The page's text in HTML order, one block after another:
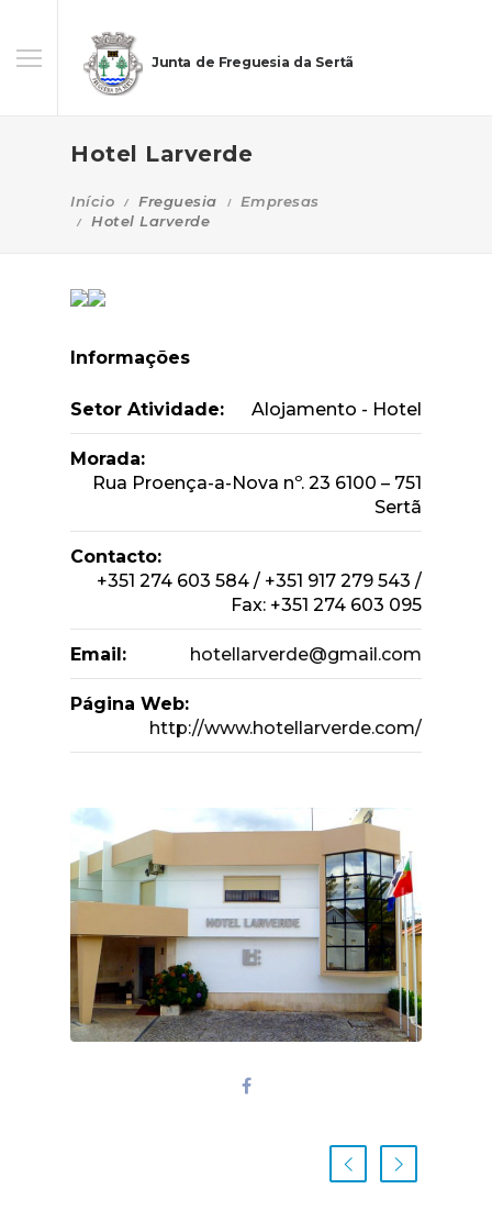
Junta de Freguesia da Sertã
Hotel Larverde
Início Freguesia
Empresas
Hotel Larverde
Informações
Setor Atividade: Alojamento - Hotel
Morada:
Rua Proença-a-Nova nº. 23 6100 – 751
Sertã
Contacto:
+351 274 603 584 / +351 917 279 543 /
Fax: +351 274 603 095
Email: hotellarverde@gmail.com
Página Web:
http://www.hotellarverde.com/